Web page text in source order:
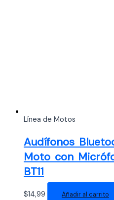
Línea de Motos
Audífonos
Moto con
BT11
$14,99 Añadir al carrito